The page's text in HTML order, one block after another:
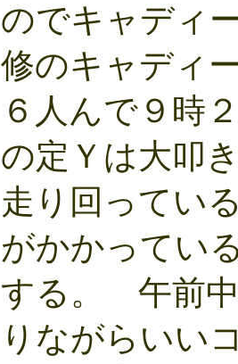
のでキャディ
修のキャディ
６人んで９時
の定Ｙは大叩
走り回ってい
がかかってい
する。 午前
りながらいい